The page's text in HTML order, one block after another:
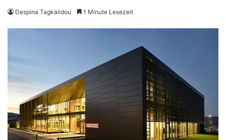
Despina Tagkalidou 1 Minute Lesezeit